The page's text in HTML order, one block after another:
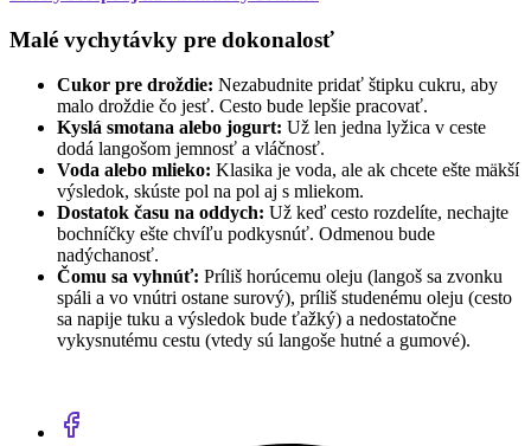
Malé vychytávky pre dokonalosť
Cukor pre droždie: Nezabudnite pridať štipku cukru, aby
malo droždie čo jesť. Cesto bude lepšie pracovať.
Kyslá smotana alebo jogurt: Už len jedna lyžica v ceste
dodá langošom jemnosť a vláčnosť.
Voda alebo mlieko: Klasika je voda, ale ak chcete ešte mäkší
výsledok, skúste pol na pol aj s mliekom.
Dostatok času na oddych: Už keď cesto rozdelíte, nechajte
bochníčky ešte chvíľu podkysnúť. Odmenou bude
nadýchanosť.
Čomu sa vyhnúť: Príliš horúcemu oleju (langoš sa zvonku
spáli a vo vnútri ostane surový), príliš studenému oleju (cesto
sa napije tuku a výsledok bude ťažký) a nedostatočne
vykysnutému cestu (vtedy sú langoše hutné a gumové).